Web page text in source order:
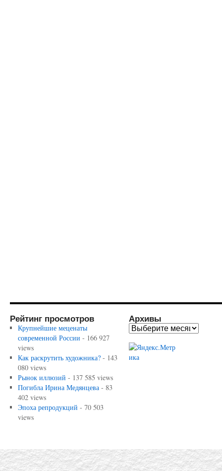
Рейтинг просмотров
Крупнейшие меценаты
современной России - 166 927
views
Как раскрутить художника?- 143
080 views
Рынок иллюзий - 137 585 views
Погибла Ирина Медянцева- 83
402 views
Эпоха репродукций - 70 503
views
Архивы